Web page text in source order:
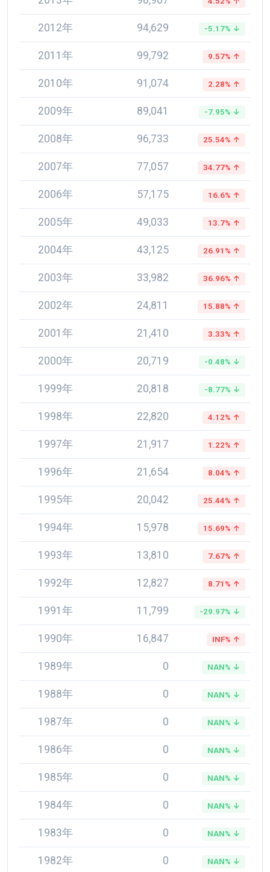
2012年 94,629 -5.17% ↓
2011年 99,792 9.57% ↑
2010年 91,074 2.28% ↑
2009年 89,041 -7.95% ↓
2008年 96,733 25.54% ↑
2007年 77,057 34.77% ↑
2006年 57,175 16.6% ↑
2005年 49,033 13.7% ↑
2004年 43,125 26.91% ↑
2003年 33,982 36.96% ↑
2002年 24,811 15.88% ↑
2001年 21,410 3.33% ↑
2000年 20,719 -0.48% ↓
1999年 20,818 -8.77% ↓
1998年 22,820 4.12% ↑
1997年 21,917 1.22% ↑
1996年 21,654 8.04% ↑
1995年 20,042 25.44% ↑
1994年 15,978 15.69% ↑
1993年 13,810 7.67% ↑
1992年 12,827 8.71% ↑
1991年 11,799 -29.97% ↓
1990年 16,847 INF% ↑
1989年 0 NAN% ↓
1988年 0 NAN% ↓
1987年 0 NAN% ↓
1986年 0 NAN% ↓
1985年 0 NAN% ↓
1984年 0 NAN% ↓
1983年 0 NAN% ↓
1982年 0 NAN% ↓